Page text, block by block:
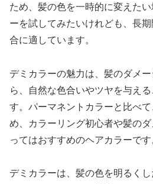
ため、髪の色を一時的に変えた
ーを試してみたいけれども、長
合に適しています。
デミカラーの魅力は、髪のダメ
ら、自然な色合いやツヤを与え
す。パーマネントカラーと比べ
め、カラーリング初心者や髪の
ってはおすすめのヘアカラーです
デミカラーは、髪の色を明るく